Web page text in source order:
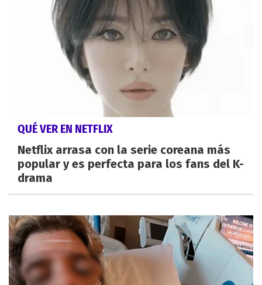
QUÉ VER EN NETFLIX
Netflix arrasa con la serie coreana más
popular y es perfecta para los fans del K-
drama